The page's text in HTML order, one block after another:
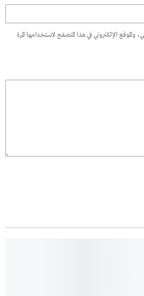
الإلكتروني في هذا المتصفح لاستخدامها المرة